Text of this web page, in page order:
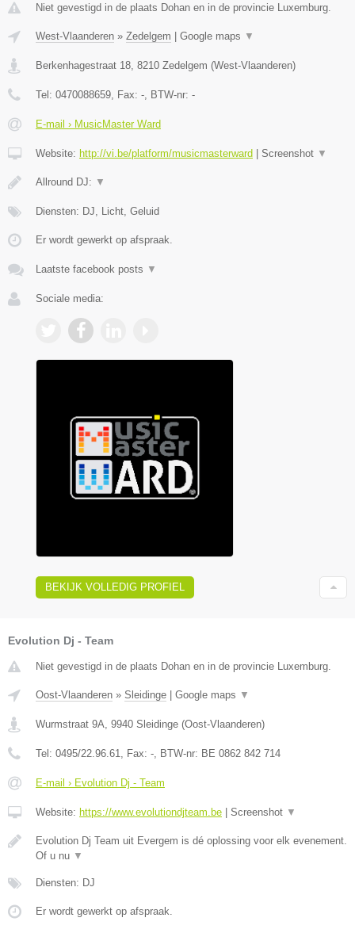
Niet gevestigd in de plaats Dohan en in de provincie Luxemburg.
West-Vlaanderen » Zedelgem Google maps ▼
Berkenhagestraat 18 8210 Zedelgem (West-Vlaanderen)
Tel: 0470088659 , Fax: - , BTW-nr: -
E-mail › MusicMaster Ward
Website: http://vi.be/platform/musicmasterward Screenshot ▼
Allround DJ: ▼
Diensten: DJ, Licht, Geluid
Er wordt gewerkt op afspraak.
Laatste facebook posts ▼
Sociale media:
BEKIJK VOLLEDIG PROFIEL
Evolution Dj - Team
Niet gevestigd in de plaats Dohan en in de provincie Luxemburg.
Oost-Vlaanderen » Sleidinge Google maps ▼
Wurmstraat 9A 9940 Sleidinge (Oost-Vlaanderen)
Tel: 0495/22.96.61 , Fax: - , BTW-nr: BE 0862 842 714
E-mail › Evolution Dj - Team
Website: https://www.evolutiondjteam.be Screenshot ▼
Evolution Dj Team uit Evergem is dé oplossing voor elk evenement.
Of u nu ▼
Diensten: DJ
Er wordt gewerkt op afspraak.